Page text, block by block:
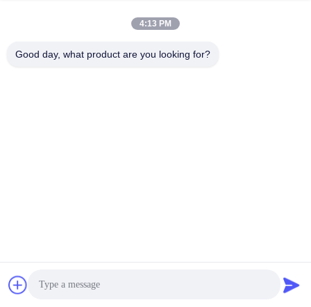
4:13 PM
Good day, what product are you looking for?